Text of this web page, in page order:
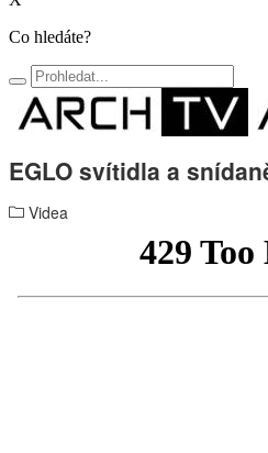
Co hledáte?
EGLO svítidla a
Videa